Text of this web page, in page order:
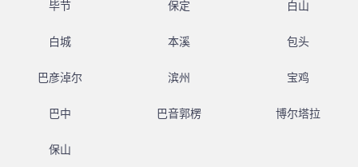
毕节 保定 白山
白城 本溪 包头
巴彦淖尔 滨州 宝鸡
巴中 巴音郭楞 博尔塔拉
保山